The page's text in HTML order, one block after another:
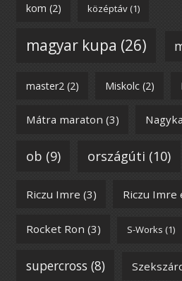
kom (2) középtáv(1)
magyar kupa (26)
master2 (2) Miskolc(2)
Mátra maraton (3)
ob (9) országúti (10)
Riczu Imre (3) Riczu
Rocket Ron (3) S-Works (1)
supercross (8)